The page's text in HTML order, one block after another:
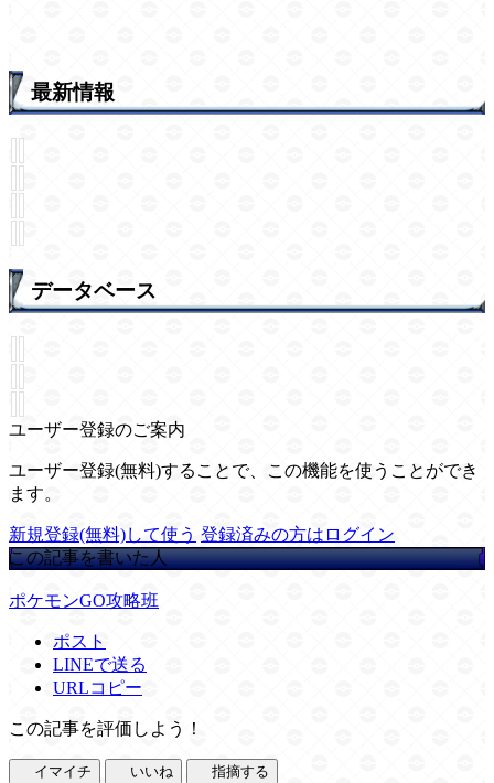
最新情報
データベース
ユーザー登録のご案内
ユーザー登録(無料)することで、この機能を使うことができ
ます。
新規登録(無料)して使う 登録済みの方はログイン
この記事を書いた人
ポケモンGO攻略班
ポスト
LINEで送る
URLコピー
この記事を評価しよう！
イマイチ いいね 指摘する